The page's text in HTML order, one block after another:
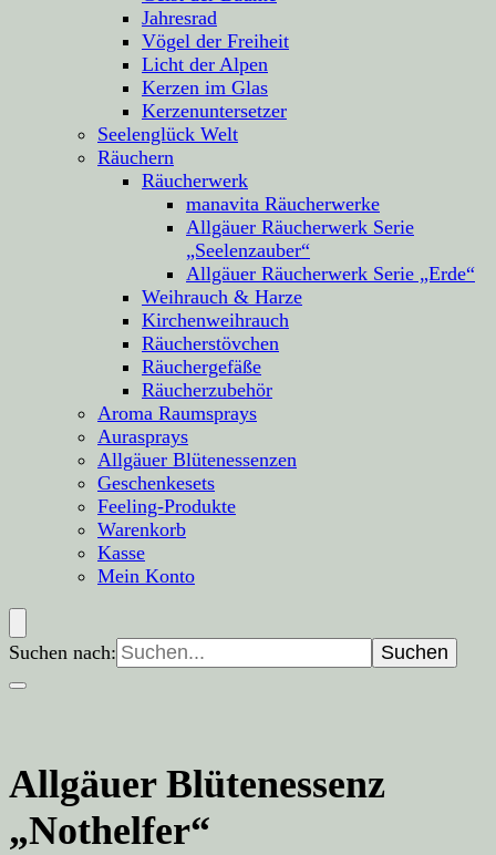
Jahresrad
Vögel der Freiheit
Licht der Alpen
Kerzen im Glas
Kerzenuntersetzer
Seelenglück Welt
Räuchern
Räucherwerk
manavita Räucherwerke
Allgäuer Räucherwerk Serie
„Seelenzauber“
Allgäuer Räucherwerk Serie „Erde“
Weihrauch & Harze
Kirchenweihrauch
Räucherstövchen
Räuchergefäße
Räucherzubehör
Aroma Raumsprays
Aurasprays
Allgäuer Blütenessenzen
Geschenkesets
Feeling-Produkte
Warenkorb
Kasse
Mein Konto
Suchen nach:
Allgäuer Blütenessenz
„Nothelfer“